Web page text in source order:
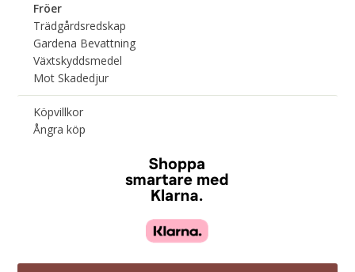
Fröer
Trädgårdsredskap
Gardena Bevattning
Växtskyddsmedel
Mot Skadedjur
Köpvillkor
Ångra köp